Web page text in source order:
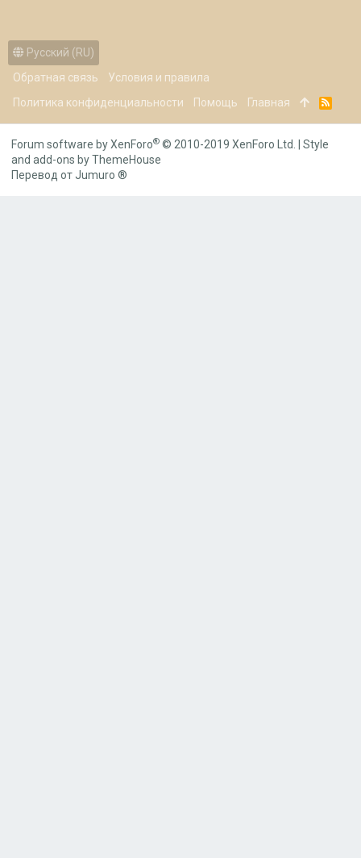
Русский (RU)
Обратная связь
Условия и правила
Политика конфиденциальности
Помощь Главная
R
Forum software by XenForo® © 2010-2019 XenForo Ltd.
Style
and add-ons by ThemeHouse
Перевод от Jumuro ®